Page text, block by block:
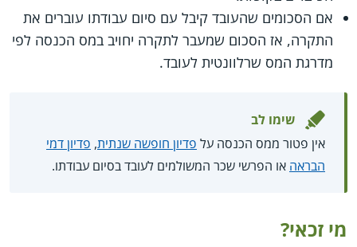
אם הסכומים שהעובד קיבל עם סיום עבודתו עוברים את
התקרה, אז הסכום שמעבר לתקרה יחויב במס הכנסה לפי
מדרגת המס שרלוונטית לעובד.
שימו לב
אין פטור ממס הכנסה על פדיון חופשה שנתית, פדיון דמי
הבראה או הפרשי שכר המשולמים לעובד בסיום עבודתו.
מי זכאי?